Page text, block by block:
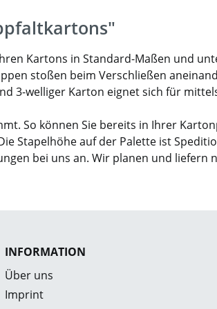
Kartons in Standard-Maßen und
stoßen beim Verschließen
3-welliger Karton eignet sich für
So können Sie bereits in Ihrer
Stapelhöhe auf der Palette ist
bei uns an. Wir planen und
INFORMATION
Über uns
Imprint